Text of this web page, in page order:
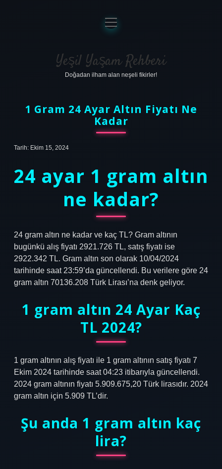
Anasayfa
Gizlilik Politikası
Yasal Uyarı
menüyü
aç
Yeşil Yaşam Rehberi
Doğadan ilham alan neşeli fikirler!
1 Gram 24 Ayar Altın Fiyatı Ne
Kadar
Tarih: Ekim 15, 2024
24 ayar 1 gram altın
ne kadar?
24 gram altın ne kadar ve kaç TL? Gram altının
bugünkü alış fiyatı 2921.726 TL, satış fiyatı ise
2922.342 TL. Gram altın son olarak 10/04/2024
tarihinde saat 23:59’da güncellendi. Bu verilere göre 24
gram altın 70136.208 Türk Lirası’na denk geliyor.
1 gram altın 24 Ayar Kaç
TL 2024?
1 gram altının alış fiyatı ile 1 gram altının satış fiyatı 7
Ekim 2024 tarihinde saat 04:23 itibarıyla güncellendi.
2024 gram altının fiyatı 5.909.675,20 Türk lirasıdır. 2024
gram altın için 5.909 TL’dir.
Şu anda 1 gram altın kaç
lira?